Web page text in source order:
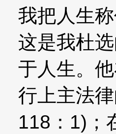
我把人生
这是我杜
于人生。
行上主法
118：1)；